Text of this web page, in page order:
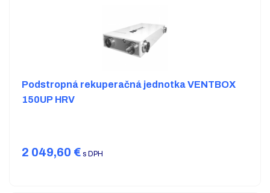
Podstropná rekuperačná jednotka VENTBOX
150UP HRV
2 049,60 € s DPH